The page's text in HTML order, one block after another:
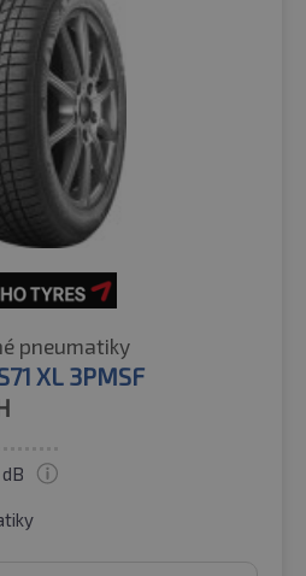
pneumatiky
XL 3PMSF